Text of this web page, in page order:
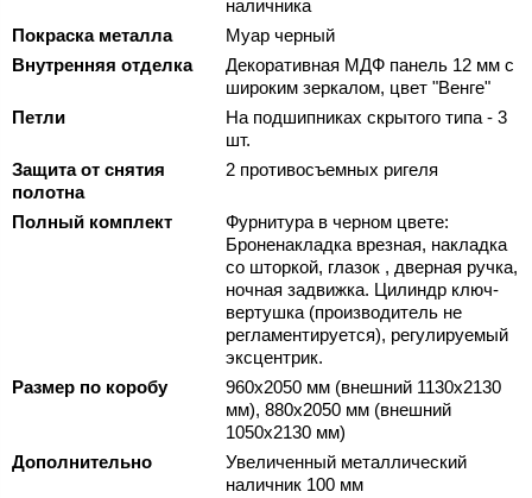
наличника
Покраска металла
Муар черный
Внутренняя отделка
Декоративная МДФ панель 12 мм с
широким зеркалом, цвет "Венге"
Петли
На подшипниках скрытого типа - 3
шт.
Защита от снятия
полотна
2 противосъемных ригеля
Полный комплект
Фурнитура в черном цвете:
Броненакладка врезная, накладка
со шторкой, глазок , дверная ручка,
ночная задвижка. Цилиндр ключ-
вертушка (производитель не
регламентируется), регулируемый
эксцентрик.
Размер по коробу
960х2050 мм (внешний 1130х2130
мм), 880х2050 мм (внешний
1050х2130 мм)
Дополнительно
Увеличенный металлический
наличник 100 мм